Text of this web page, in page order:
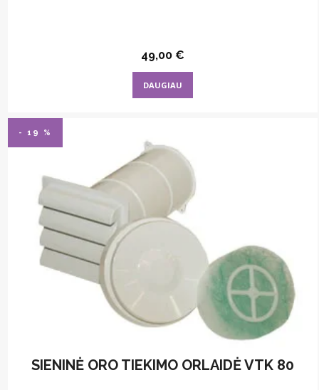
49,00 €
DAUGIAU
- 19 %
SIENINĖ ORO TIEKIMO ORLAIDĖ VTK 80